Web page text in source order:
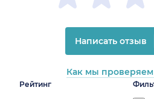
Рейтинг
Написать отзыв
Как мы